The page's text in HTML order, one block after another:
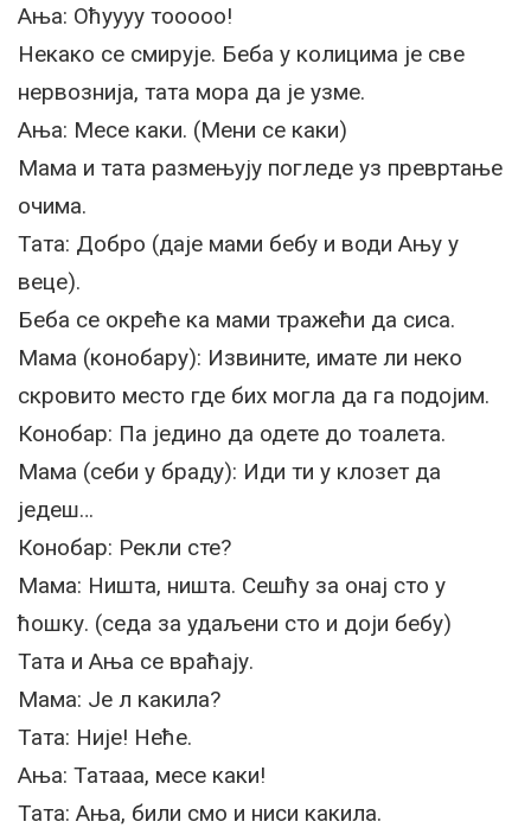
Ања: Оћуууу тооооо!
Некако се смирује. Беба у колицима је све
нервознија, тата мора да је узме.
Ања: Месе каки. (Мени се каки)
Мама и тата размењују погледе уз превртање
очима.
Тата: Добро (даје мами бебу и води Ању у
веце).
Беба се окреће ка мами тражећи да сиса.
Мама (конобару): Извините, имате ли неко
скровито место где бих могла да га подојим.
Конобар: Па једино да одете до тоалета.
Мама (себи у браду): Иди ти у клозет да
једеш…
Конобар: Рекли сте?
Мама: Ништа, ништа. Сешћу за онај сто у
ћошку. (седа за удаљени сто и доји бебу)
Тата и Ања се враћају.
Мама: Је л какила?
Тата: Није! Неће.
Ања: Татааа, месе каки!
Тата: Ања, били смо и ниси какила.